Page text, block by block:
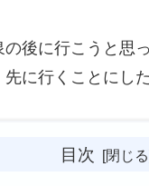
後に行こうと思
に行くことにし
目次